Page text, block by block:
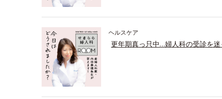
ヘルスケア
更年期真っ只中…婦人科の受診を